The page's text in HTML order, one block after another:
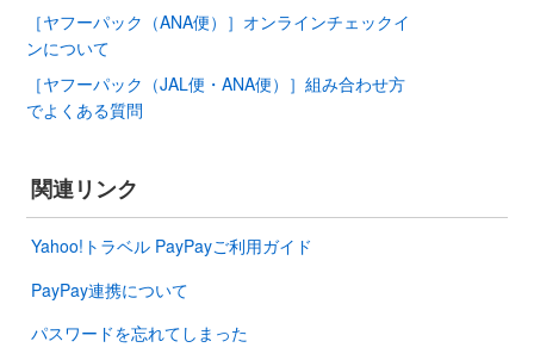
［ヤフーパック（ANA便）］オンラインチェックイ
ンについて
［ヤフーパック（JAL便・ANA便）］組み合わせ方
でよくある質問
関連リンク
Yahoo!トラベル PayPayご利用ガイド
PayPay連携について
パスワードを忘れてしまった